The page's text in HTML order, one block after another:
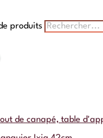
produits
de canapé, table